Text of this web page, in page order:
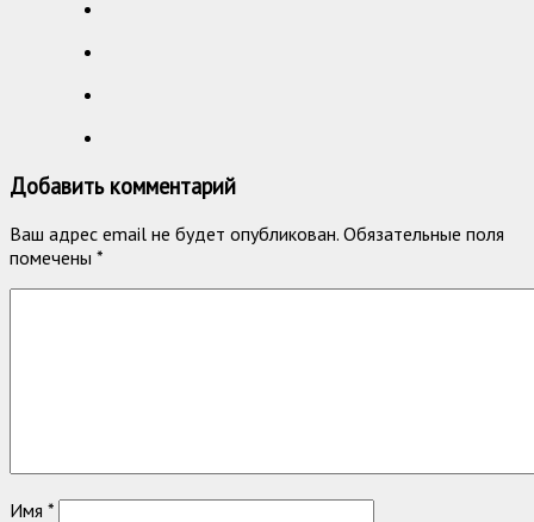
Добавить комментарий
Ваш адрес email не будет опубликован. Обязательные поля
помечены *
Имя *